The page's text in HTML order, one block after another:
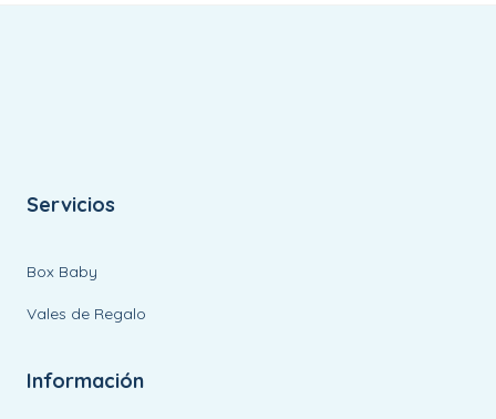
Servicios
Box Baby
Vales de Regalo
Información